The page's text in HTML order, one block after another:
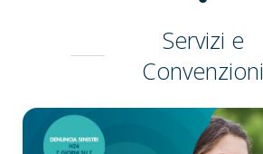
Servizi e
Convenzioni